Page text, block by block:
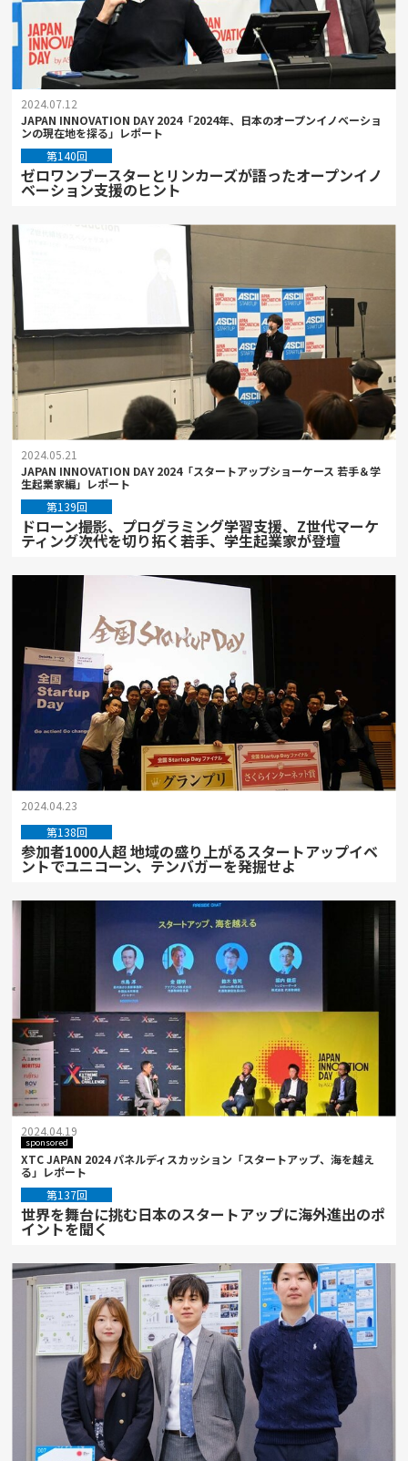
2024.07.12
JAPAN INNOVATION DAY 2024「2024年、日本のオープンイノベーショ
ンの現在地を探る」レポート
第140回
ゼロワンブースターとリンカーズが語ったオープンイノ
ベーション支援のヒント
2024.05.21
JAPAN INNOVATION DAY 2024「スタートアップショーケース 若手＆学
生起業家編」レポート
第139回
ドローン撮影、プログラミング学習支援、Z世代マーケ
ティング――次代を切り拓く若手、学生起業家が登壇
2024.04.23
第138回
参加者1000人超 地域の盛り上がるスタートアップイベ
ントでユニコーン、テンバガーを発掘せよ
2024.04.19
sponsored
XTC JAPAN 2024 パネルディスカッション「スタートアップ、海を越え
る」レポート
第137回
世界を舞台に挑む日本のスタートアップに海外進出のポ
イントを聞く